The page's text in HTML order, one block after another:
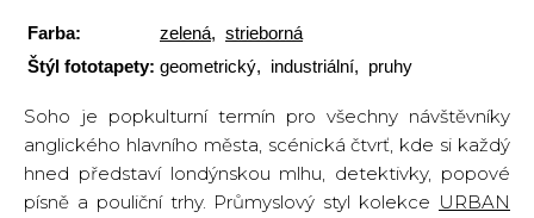
Farba: zelená, strieborná
Štýl fototapety: geometrický, industriální, pruhy
Soho je popkulturní termín pro všechny návštěvníky
anglického hlavního města, scénická čtvrť, kde si každý
hned představí londýnskou mlhu, detektivky, popové
písně a pouliční trhy. Průmyslový styl kolekce URBAN